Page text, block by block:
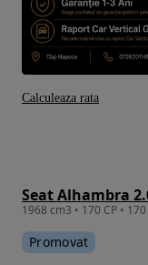
Seat Alhambra
Promovat
Calculeaza rata